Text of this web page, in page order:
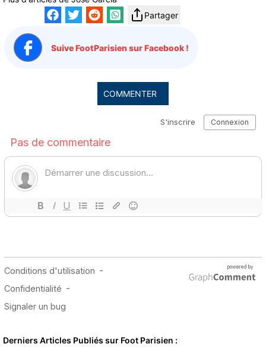
Partager
Suive FootParisien sur Facebook !
COMMENTER
Derniers Articles Publiés sur Foot Parisien :